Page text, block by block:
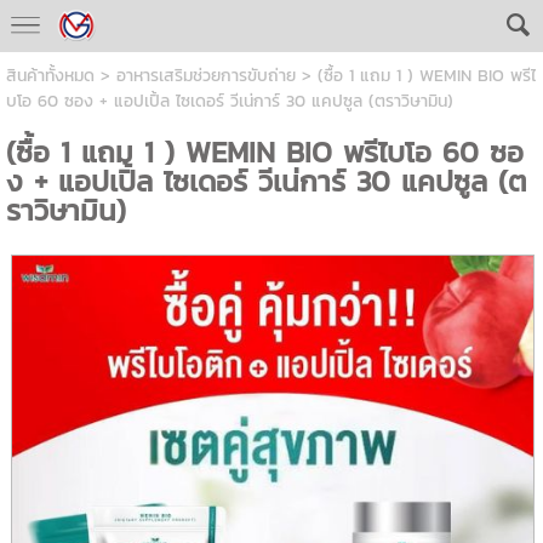
สินค้าทั้งหมด > อาหารเสริมช่วยการขับถ่าย> (ซื้อ 1 แถม 1 ) WEMIN BIO พรีไ
บโอ 60 ซอง + แอปเปิ้ล ไซเดอร์ วีเน่การ์ 30 แคปซูล (ตราวิษามิน)
(ซื้อ 1 แถม 1 ) WEMIN BIO พรีไบโอ 60 ซอ
ง + แอปเปิ้ล ไซเดอร์ วีเน่การ์ 30 แคปซูล (ต
ราวิษามิน)